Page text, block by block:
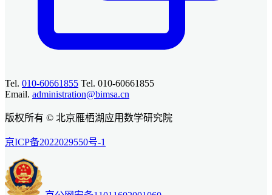
Tel. 010-60661855 Tel. 010-60661855
Email. administration@bimsa.cn
版权所有 © 北京雁栖湖应用数学研究院
京ICP备2022029550号-1